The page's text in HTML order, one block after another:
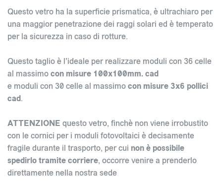
Questo vetro ha la superficie prismatica, è ultrachiaro per
una maggior penetrazione dei raggi solari ed è temperato
per la sicurezza in caso di rotture.
Questo taglio è l'ideale per realizzare moduli con 36 celle
al massimocon misure 100x100mm. cad
e moduli con 30 celle al massimocon misure 3x6 pollici
cad.
ATTENZIONE questo vetro, finchè non viene irrobustito
con le cornici per i moduli fotovoltaici è decisamente
fragile durante il trasporto, per cui non è possibile
spedirlo tramite corriere, occorre venire a prenderlo
direttamente nella nostra sede